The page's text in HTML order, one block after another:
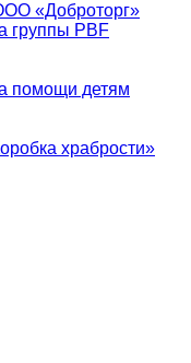
«Доброторг»
группы PBF
помощи детям
храбрости»